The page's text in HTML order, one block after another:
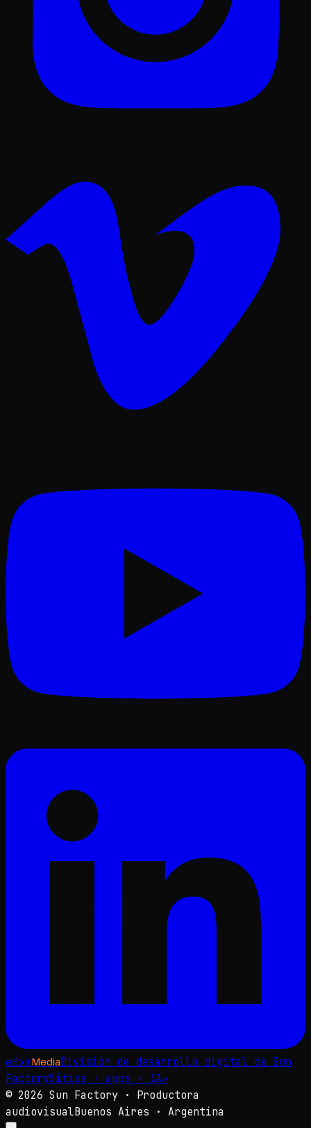
eExitMediaDivisión de desarrollo digital de Sun
FactorySitios · apps · IA↗
© 2026 Sun Factory · Productora
audiovisualBuenos Aires · Argentina